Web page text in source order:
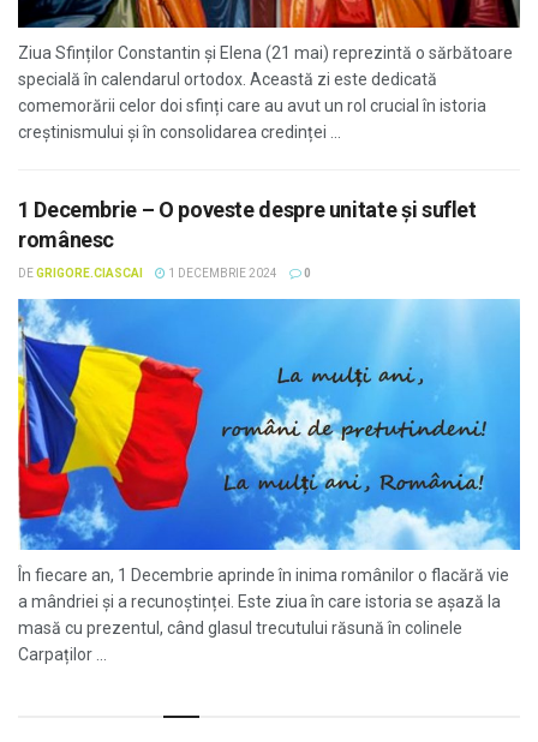
Ziua Sfinților Constantin și Elena (21 mai) reprezintă o sărbătoare
specială în calendarul ortodox. Această zi este dedicată
comemorării celor doi sfinți care au avut un rol crucial în istoria
creștinismului și în consolidarea credinței ...
1 Decembrie – O poveste despre unitate și suflet
românesc
DEGRIGORE.CIASCAI 1 DECEMBRIE 2024 0
În fiecare an, 1 Decembrie aprinde în inima românilor o flacără vie
a mândriei și a recunoștinței. Este ziua în care istoria se așază la
masă cu prezentul, când glasul trecutului răsună în colinele
Carpaților ...